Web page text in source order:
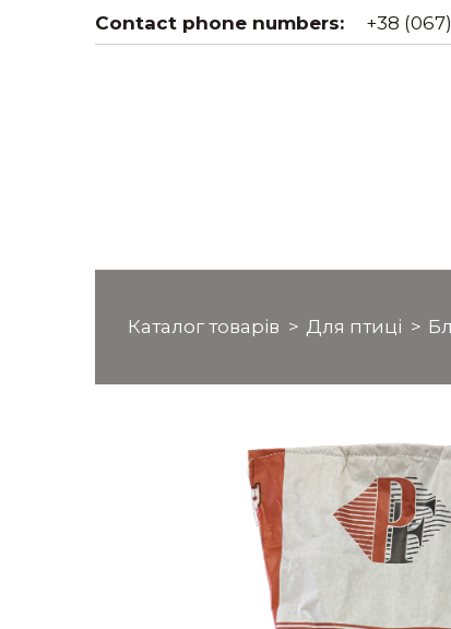
Contact phone numbers: +38
Каталог товарів Для птиці